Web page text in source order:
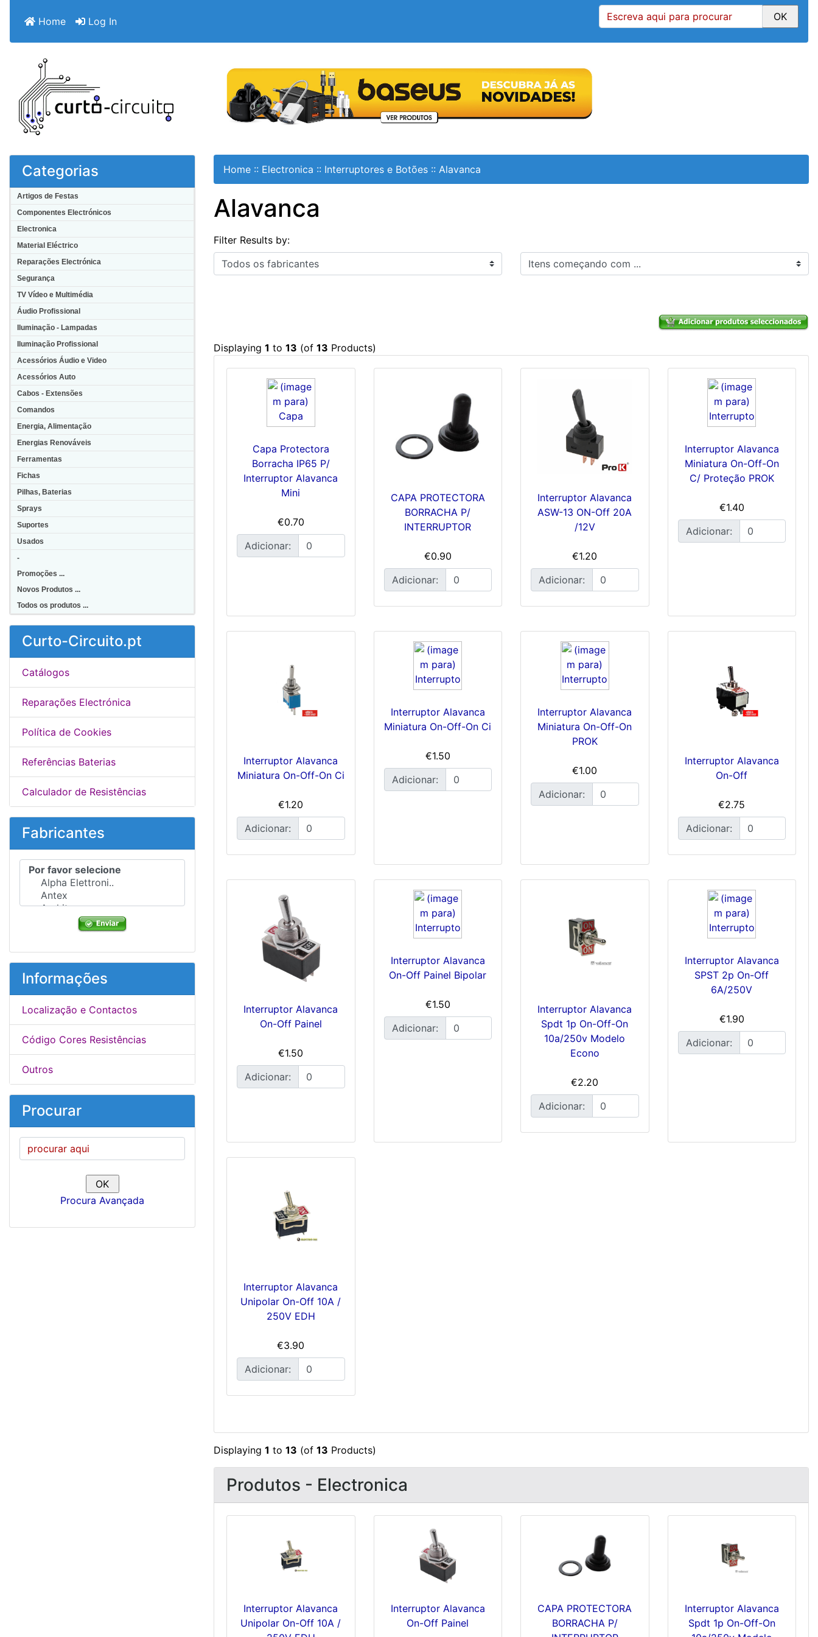
Home Log In
Categorias
Artigos de Festas
Componentes Electrónicos
Electronica
Material Eléctrico
Reparações Electrónica
Segurança
TV Vídeo e Multimédia
Áudio Profissional
Iluminação - Lampadas
Iluminação Profissional
Acessórios Áudio e Video
Acessórios Auto
Cabos - Extensões
Comandos
Energia, Alimentação
Energias Renováveis
Ferramentas
Fichas
Pilhas, Baterias
Sprays
Suportes
Usados
-
Promoções ...
Novos Produtos ...
Todos os produtos ...
Curto-Circuito.pt
Catálogos
Reparações Electrónica
Política de Cookies
Referências Baterias
Calculador de Resistências
Fabricantes
Por favor selecione ...
Informações
Localização e Contactos
Código Cores Resistências
Outros
Procurar
Procura Avançada
Home :: Electronica :: Interruptores e Botões :: Alavanca
Alavanca
Filter Results by:
Itens começando com ...
Displaying 1 to 13 (of 13 Products)
Capa Protectora
Borracha IP65 P/
Interruptor Alavanca
Mini
€0.70
Adicionar:
CAPA PROTECTORA
BORRACHA P/
INTERRUPTOR
€0.90
Adicionar:
Interruptor Alavanca
ASW-13 ON-Off 20A
/12V
€1.20
Adicionar:
Interruptor Alavanca
Miniatura On-Off-On
C/ Proteção PROK
€1.40
Adicionar:
Interruptor Alavanca
Miniatura On-Off-On Ci
€1.20
Adicionar:
Interruptor Alavanca
Miniatura On-Off-On Ci
€1.50
Adicionar:
Interruptor Alavanca
Miniatura On-Off-On
PROK
€1.00
Adicionar:
Interruptor Alavanca
On-Off
€2.75
Adicionar:
Interruptor Alavanca
On-Off Painel
€1.50
Adicionar:
Interruptor Alavanca
On-Off Painel Bipolar
€1.50
Adicionar:
Interruptor Alavanca
Spdt 1p On-Off-On
10a/250v Modelo
Econo
€2.20
Adicionar:
Interruptor Alavanca
SPST 2p On-Off
6A/250V
€1.90
Adicionar:
Interruptor Alavanca
Unipolar On-Off 10A /
250V EDH
€3.90
Adicionar:
Displaying 1 to 13 (of 13 Products)
Produtos - Electronica
Interruptor Alavanca
Unipolar On-Off 10A /
Interruptor Alavanca
On-Off Painel
CAPA PROTECTORA
BORRACHA P/
Interruptor Alavanca
Spdt 1p On-Off-On